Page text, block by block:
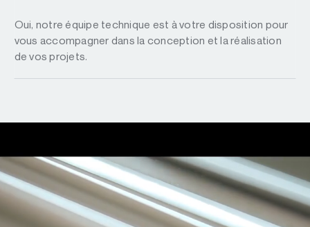
Oui, notre équipe technique est à votre disposition pour
vous accompagner dans la conception et la réalisation
de vos projets.